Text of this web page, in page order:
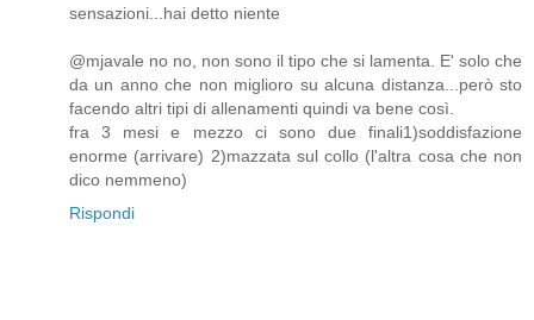
sensazioni...hai detto niente
@mjavale no no, non sono il tipo che si lamenta. E' solo che
da un anno che non miglioro su alcuna distanza...però sto
facendo altri tipi di allenamenti quindi va bene così.
fra 3 mesi e mezzo ci sono due finali1)soddisfazione
enorme (arrivare) 2)mazzata sul collo (l'altra cosa che non
dico nemmeno)
Rispondi